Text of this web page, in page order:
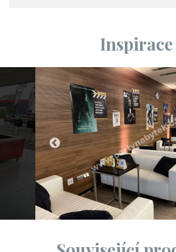
Inspirace